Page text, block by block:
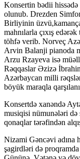
Konsertin bədii
olunub. Drezden
Birliyinin
mahnılarla çıxış
töhfə verib. Norveç
Arvin Balanji pianoda
Arzu Rzayeva isə
Rəqqaslar Əzizə
Azərbaycan milli
böyük maraqla
Konsertdə xanəndə
musiqisi nümunələri
qonaqlar tərəfindən
Nizami Gəncəvi adına
şagirdləri də